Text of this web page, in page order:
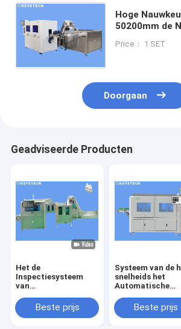
Hoge
50200mm de
Inspectie van
Price： 1 SET
Doorgaan
Geadviseerde Producten
Het de
Inspectiesysteem
van
loopt Detector voor
Plastic Verpakking
Beste prijs
Systeem van de
snelheids het
Automatische
voor
Beste prijs